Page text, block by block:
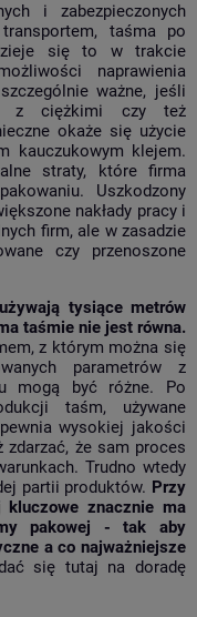
i zabezpieczonych
taśma po
się to w trakcie
naprawienia
ważne, jeśli
z ciężkimi czy też
okaże się użycie
kauczukowym klejem.
straty, które firma
Uszkodzony
nakłady pracy i
firm, ale w zasadzie
czy przenoszone
tysiące metrów
taśmie nie jest równa.
z którym można się
parametrów z
mogą być różne. Po
taśm, używane
wysokiej jakości
że sam proces
Trudno wtedy
partii produktów. Przy
kluczowe znacznie ma
pakowej - tak aby
a co najważniejsze
się tutaj na doradę